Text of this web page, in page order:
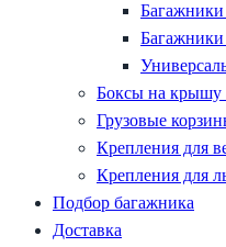
Боксы на крышу
Грузовые
Крепления для
Крепления для
Подбор багажника
Доставка